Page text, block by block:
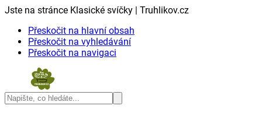
Jste na stránce Klasické svíčky | Truhlikov.cz
Přeskočit na hlavní obsah
Přeskočit na vyhledávání
Přeskočit na navigaci